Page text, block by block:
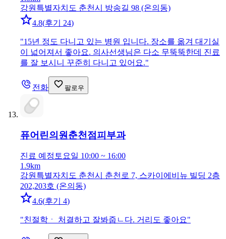
강원특별자치도 춘천시 방송길 98 (온의동)
4.8(후기 24)
"15년 정도 다니고 있는 병원 입니다. 장소를 옮겨 대기실
이 넓어져서 좋아요. 의사선생님은 다소 무뚝뚝한데 진료
를 잘 보시니 꾸준히 다니고 있어요."
전화 팔로우
퓨어린의원춘천점피부과
진료 예정 토요일 10:00 ~ 16:00
1.9km
강원특별자치도 춘천시 춘천로 7, 스카이에비뉴 빌딩 2층
202,203호 (온의동)
4.6(후기 4)
"친절학ㆍ 처결하고 잘봐줍ㄴ다. 거리도 좋아요"